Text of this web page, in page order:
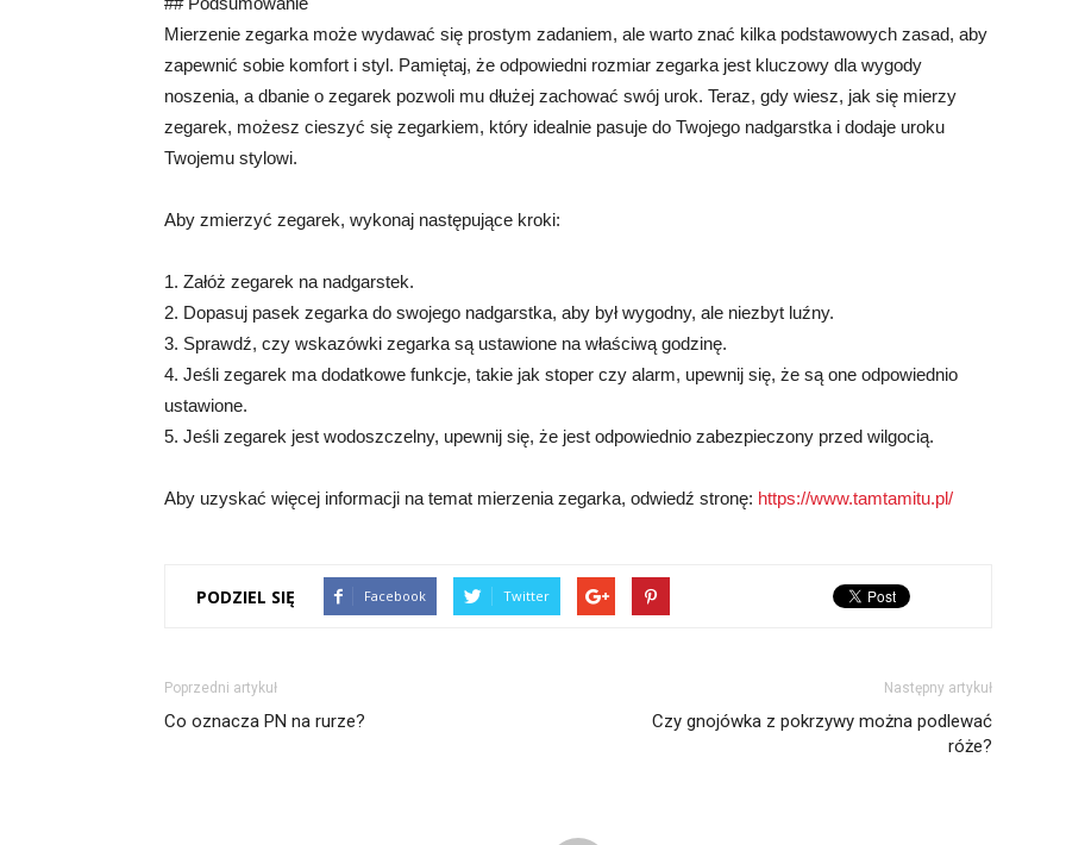
Mierzenie zegarka może wydawać się prostym zadaniem, ale warto znać kilka podstawowych zasad, aby
zapewnić sobie komfort i styl. Pamiętaj, że odpowiedni rozmiar zegarka jest kluczowy dla wygody
noszenia, a dbanie o zegarek pozwoli mu dłużej zachować swój urok. Teraz, gdy wiesz, jak się mierzy
zegarek, możesz cieszyć się zegarkiem, który idealnie pasuje do Twojego nadgarstka i dodaje uroku
Twojemu stylowi.
Aby zmierzyć zegarek, wykonaj następujące kroki:
1. Załóż zegarek na nadgarstek.
2. Dopasuj pasek zegarka do swojego nadgarstka, aby był wygodny, ale niezbyt luźny.
3. Sprawdź, czy wskazówki zegarka są ustawione na właściwą godzinę.
4. Jeśli zegarek ma dodatkowe funkcje, takie jak stoper czy alarm, upewnij się, że są one odpowiednio
ustawione.
5. Jeśli zegarek jest wodoszczelny, upewnij się, że jest odpowiednio zabezpieczony przed wilgocią.
Aby uzyskać więcej informacji na temat mierzenia zegarka, odwiedź stronę: https://www.tamtamitu.pl/
PODZIEL SIĘ Facebook Twitter
Poprzedni artykuł
Co oznacza PN na rurze?
Następny artykuł
Czy gnojówka z pokrzywy można podlewać
róże?